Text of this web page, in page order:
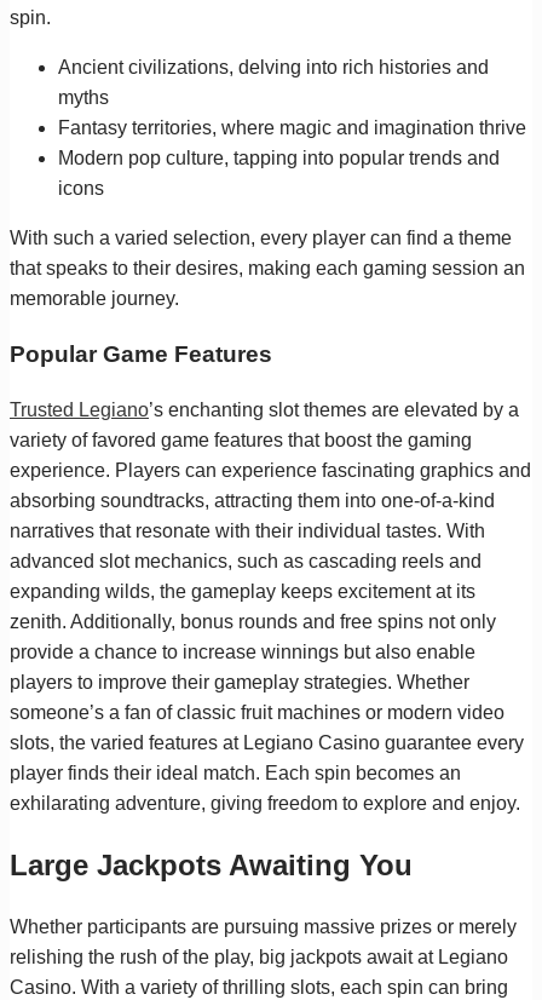
spin.
Ancient civilizations, delving into rich histories and
myths
Fantasy territories, where magic and imagination thrive
Modern pop culture, tapping into popular trends and
icons
With such a varied selection, every player can find a theme
that speaks to their desires, making each gaming session an
memorable journey.
Popular Game Features
Trusted Legiano’s enchanting slot themes are elevated by a
variety of favored game features that boost the gaming
experience. Players can experience fascinating graphics and
absorbing soundtracks, attracting them into one-of-a-kind
narratives that resonate with their individual tastes. With
advanced slot mechanics, such as cascading reels and
expanding wilds, the gameplay keeps excitement at its
zenith. Additionally, bonus rounds and free spins not only
provide a chance to increase winnings but also enable
players to improve their gameplay strategies. Whether
someone’s a fan of classic fruit machines or modern video
slots, the varied features at Legiano Casino guarantee every
player finds their ideal match. Each spin becomes an
exhilarating adventure, giving freedom to explore and enjoy.
Large Jackpots Awaiting You
Whether participants are pursuing massive prizes or merely
relishing the rush of the play, big jackpots await at Legiano
Casino. With a variety of thrilling slots, each spin can bring